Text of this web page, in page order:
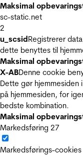
Maksimal
sc-static.net
2
u_scsidRegistrerer
dette benyttes til
Maksimal
X-ABDenne cookie
Dette gør
på hjemmesiden, for
bedste kombination.
Maksimal
Markedsføring 27
Markedsførings-